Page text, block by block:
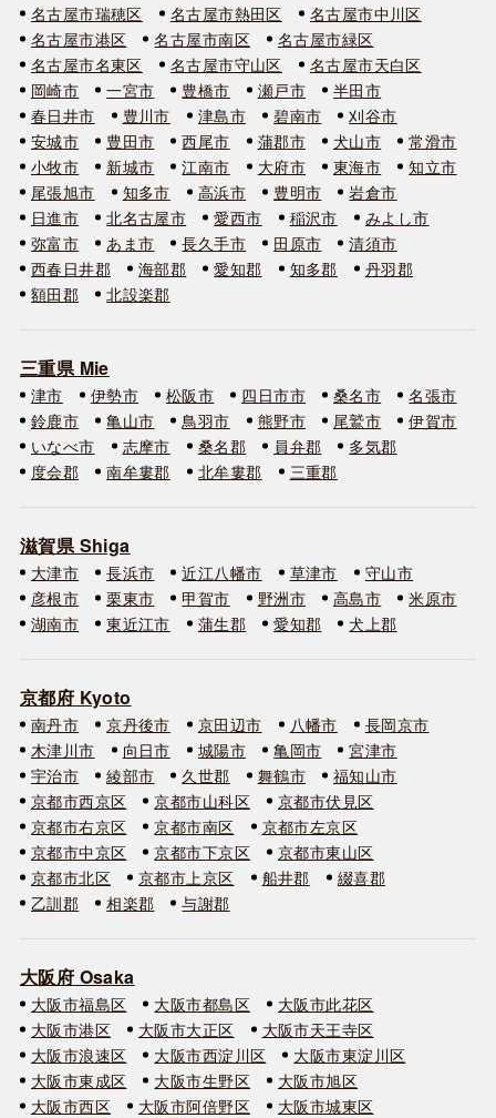
名古屋市瑞穂区
名古屋市熱田区
名古屋市中川区
名古屋市港区
名古屋市南区
名古屋市緑区
名古屋市名東区
名古屋市守山区
名古屋市天白区
岡崎市
一宮市 豊橋市 瀬戸市
半田市
春日井市
豊川市 津島市 碧南市
刈谷市
安城市
豊田市 西尾市 蒲郡市 犬山市
常滑市
小牧市
新城市 江南市 大府市 東海市
知立市
尾張旭市
知多市 高浜市 豊明市
岩倉市
日進市
北名古屋市 愛西市 稲沢市
みよし市
弥富市
あま市 長久手市 田原市
清須市
西春日井郡
海部郡 愛知郡 知多郡
丹羽郡
額田郡
北設楽郡
三重県 Mie
津市 伊勢市 松阪市 四日市市 桑名市
名張市
鈴鹿市
亀山市 鳥羽市 熊野市 尾鷲市
伊賀市
いなべ市
志摩市 桑名郡 員弁郡
多気郡
度会郡
南牟婁郡 北牟婁郡 三重郡
滋賀県 Shiga
大津市 長浜市 近江八幡市 草津市
守山市
彦根市
栗東市 甲賀市 野洲市 高島市
米原市
湖南市
東近江市 蒲生郡 愛知郡 犬上郡
京都府 Kyoto
南丹市 京丹後市 京田辺市 八幡市
長岡京市
木津川市
向日市 城陽市 亀岡市
宮津市
宇治市
綾部市 久世郡 舞鶴市
福知山市
京都市西京区
京都市山科区
京都市伏見区
京都市右京区
京都市南区
京都市左京区
京都市中京区
京都市下京区
京都市東山区
京都市北区
京都市上京区 船井郡
綴喜郡
乙訓郡
相楽郡 与謝郡
大阪府 Osaka
大阪市福島区 大阪市都島区
大阪市此花区
大阪市港区
大阪市大正区
大阪市天王寺区
大阪市浪速区
大阪市西淀川区
大阪市東淀川区
大阪市東成区
大阪市生野区
大阪市旭区
大阪市西区
大阪市阿倍野区
大阪市城東区